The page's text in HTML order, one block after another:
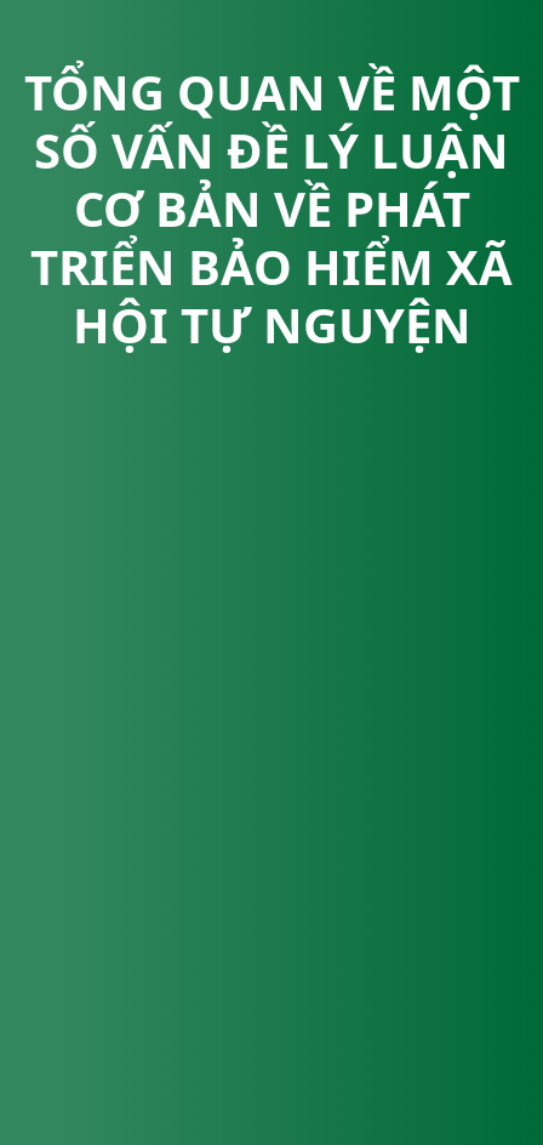
TỔNG QUAN VỀ MỘT
SỐ VẤN ĐỀ LÝ LUẬN
CƠ BẢN VỀ PHÁT
TRIỂN BẢO HIỂM XÃ
HỘI TỰ NGUYỆN